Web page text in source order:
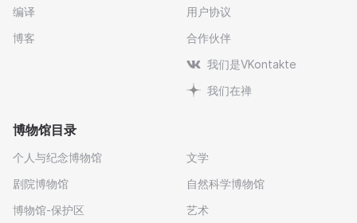
编译
博客
用户协议
合作伙伴
我们是VKontakte
我们在禅
博物馆目录
个人与纪念博物馆
剧院博物馆
博物馆-保护区
文学
自然科学博物馆
艺术